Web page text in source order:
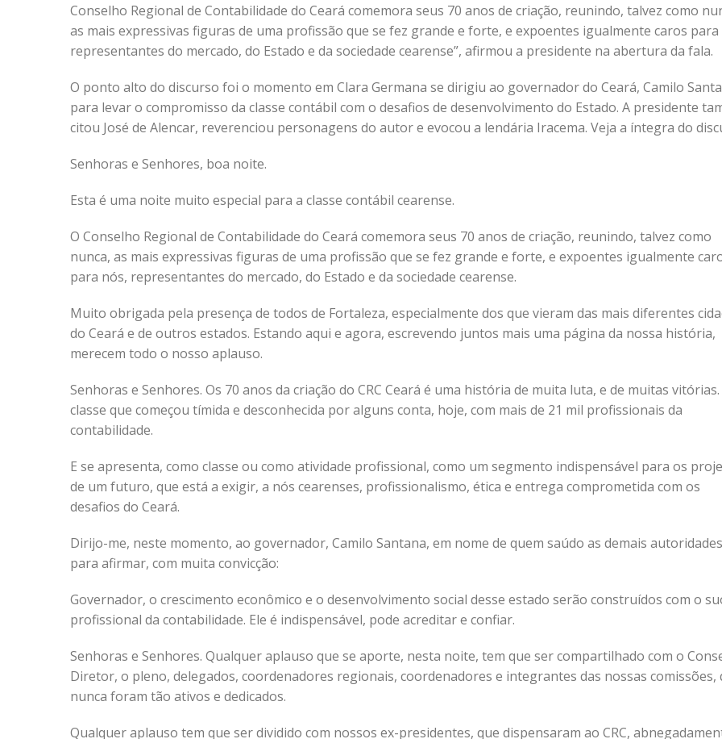
Conselho Regional de Contabilidade do Ceará comemora seus 70 anos de criação, reunindo, talvez como
as mais expressivas figuras de uma profissão que se fez grande e forte, e expoentes igualmente caros para
representantes do mercado, do Estado e da sociedade cearense”, afirmou a presidente na abertura da fala.
O ponto alto do discurso foi o momento em Clara Germana se dirigiu ao governador do Ceará, Camilo
para levar o compromisso da classe contábil com o desafios de desenvolvimento do Estado. A presidente
citou José de Alencar, reverenciou personagens do autor e evocou a lendária Iracema. Veja a íntegra do
Senhoras e Senhores, boa noite.
Esta é uma noite muito especial para a classe contábil cearense.
O Conselho Regional de Contabilidade do Ceará comemora seus 70 anos de criação, reunindo, talvez como
nunca, as mais expressivas figuras de uma profissão que se fez grande e forte, e expoentes igualmente
para nós, representantes do mercado, do Estado e da sociedade cearense.
Muito obrigada pela presença de todos de Fortaleza, especialmente dos que vieram das mais diferentes
do Ceará e de outros estados. Estando aqui e agora, escrevendo juntos mais uma página da nossa história,
merecem todo o nosso aplauso.
Senhoras e Senhores. Os 70 anos da criação do CRC Ceará é uma história de muita luta, e de muitas vitórias.
classe que começou tímida e desconhecida por alguns conta, hoje, com mais de 21 mil profissionais da
contabilidade.
E se apresenta, como classe ou como atividade profissional, como um segmento indispensável para os
de um futuro, que está a exigir, a nós cearenses, profissionalismo, ética e entrega comprometida com os
desafios do Ceará.
Dirijo-me, neste momento, ao governador, Camilo Santana, em nome de quem saúdo as demais
para afirmar, com muita convicção:
Governador, o crescimento econômico e o desenvolvimento social desse estado serão construídos com o
profissional da contabilidade. Ele é indispensável, pode acreditar e confiar.
Senhoras e Senhores. Qualquer aplauso que se aporte, nesta noite, tem que ser compartilhado com o
Diretor, o pleno, delegados, coordenadores regionais, coordenadores e integrantes das nossas comissões,
nunca foram tão ativos e dedicados.
Qualquer aplauso tem que ser dividido com nossos ex-presidentes, que dispensaram ao CRC,